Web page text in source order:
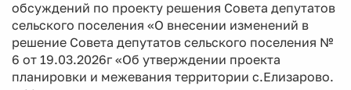
обсуждений по проекту решения Совета депутатов
сельского поселения «О внесении изменений в
решение Совета депутатов сельского поселения №
6 от 19.03.2026г «Об утверждении проекта
планировки и межевания территории с.Елизарово.